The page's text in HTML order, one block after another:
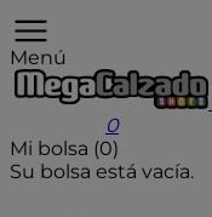
Menú
0
Mi bolsa (0)
Su bolsa está vacía.